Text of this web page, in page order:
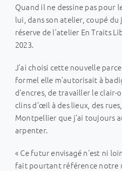
Quand il ne dessine pas pour
lui, dans son atelier, coupé
réserve de l’atelier En Traits
2023.
J’ai choisi cette nouvelle
formel elle m’autorisait à
d’encres, de travailler le
clins d’œil à des lieux, des
Montpellier que j’ai toujours
arpenter.
« Ce futur envisagé n’est ni
fait pourtant référence notre